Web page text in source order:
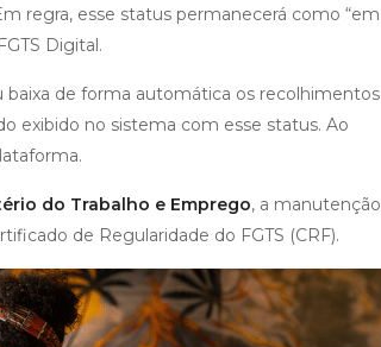
regra, esse status permanecerá como “em
Digital.
de forma automática os recolhimentos
exibido no sistema com esse status. Ao
do Trabalho e Emprego, a manutenção
de Regularidade do FGTS (CRF).